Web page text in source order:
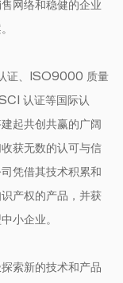
网络和稳健的企业
证、ISO9000 质量
认证等国际认
起共创共赢的广阔
获无数的认可与信
凭借其技术积累和
产权的产品，并获
小企业。
索新的技术和产品